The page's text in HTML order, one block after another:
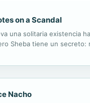
on a Scandal
una solitaria existencia
Sheba tiene un secreto:
Nacho